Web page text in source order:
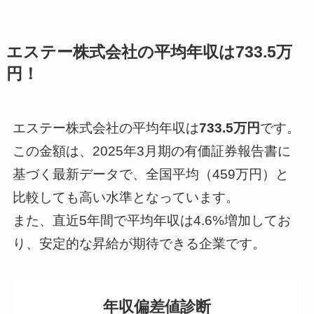
エステー株式会社の平均年収は733.5万
円！
エステー株式会社の平均年収は733.5万円です。
この金額は、2025年3月期の有価証券報告書に
基づく最新データで、全国平均（459万円）と
比較しても高い水準となっています。
また、直近5年間で平均年収は4.6%増加してお
り、安定的な昇給が期待できる企業です。
年収偏差値診断